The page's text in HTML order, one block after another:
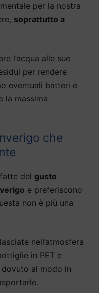
per la nostra
soprattutto a
l’acqua alle sue
per rendere
eventuali batteri e
la massima
che
del gusto
e preferiscono
non è più una
nell’atmosfera
in PET e
dovuto al modo in